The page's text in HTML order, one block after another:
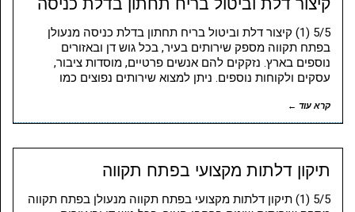
5/5 (1) קיצור דלת וביטול בריח תחתון בדלת כניסה מנעולן
בפתח תקווה מספק שירותים בעיר, בכל גוש דן ובאזורים
נוספים בארץ. נזקקים להם אנשים פרטיים, מוסדות ציבור,
עסקים ולקוחות נוספים. ניתן למצוא שירותים נפוצים כמו
קרא עוד ←
תיקון דלתות מקצועי בפתח תקווה
5/5 (1) תיקון דלתות מקצועי בפתח תקווה מנעולן בפתח תקווה